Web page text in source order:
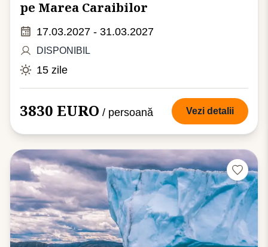
pe Marea Caraibilor
17.03.2027 - 31.03.2027
DISPONIBIL
15 zile
3830 EURO / persoană Vezi detalii